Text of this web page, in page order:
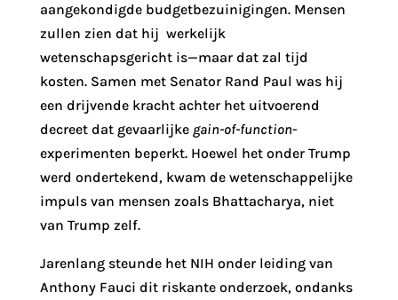
aangekondigde budgetbezuinigingen. Mensen
zullen zien dat hij werkelijk
wetenschapsgericht is—maar dat zal tijd
kosten. Samen met Senator Rand Paul was hij
een drijvende kracht achter het uitvoerend
decreet dat gevaarlijke gain-of-function-
experimenten beperkt. Hoewel het onder Trump
werd ondertekend, kwam de wetenschappelijke
impuls van mensen zoals Bhattacharya, niet
van Trump zelf.
Jarenlang steunde het NIH onder leiding van
Anthony Fauci dit riskante onderzoek, ondanks